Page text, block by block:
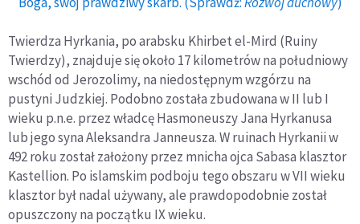
Twierdza Hyrkania, po arabsku Khirbet el-Mird (Ruiny
Twierdzy), znajduje się około 17 kilometrów na południowy
wschód od Jerozolimy, na niedostępnym wzgórzu na
pustyni Judzkiej. Podobno została zbudowana w II lub I
wieku p.n.e. przez władcę Hasmoneuszy Jana Hyrkanusa
lub jego syna Aleksandra Janneusza. W ruinach Hyrkanii w
492 roku został założony przez mnicha ojca Sabasa klasztor
Kastellion. Po islamskim podboju tego obszaru w VII wieku
klasztor był nadal używany, ale prawdopodobnie został
opuszczony na początku IX wieku.